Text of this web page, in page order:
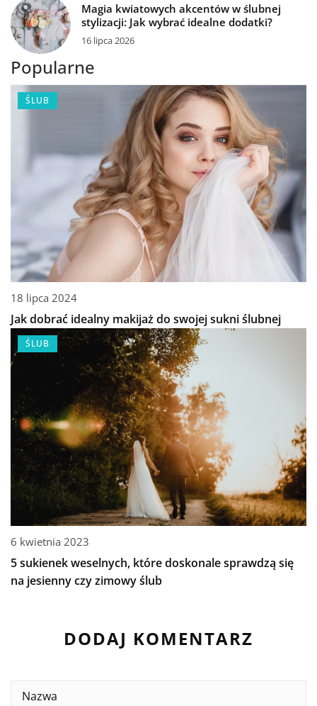
Magia kwiatowych akcentów w ślubnej
stylizacji: Jak wybrać idealne dodatki?
16 lipca 2026
Popularne
ŚLUB
18 lipca 2024
Jak dobrać idealny makijaż do swojej sukni ślubnej
ŚLUB
6 kwietnia 2023
5 sukienek weselnych, które doskonale sprawdzą się
na jesienny czy zimowy ślub
DODAJ KOMENTARZ